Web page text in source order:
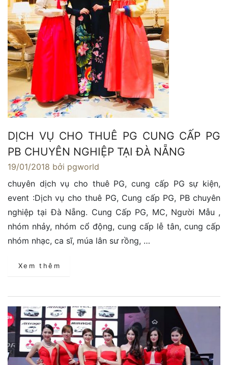
DỊCH VỤ CHO THUÊ PG CUNG CẤP PG
PB CHUYÊN NGHIỆP TẠI ĐÀ NẴNG
19/01/2018 bởi pgworld
chuyên dịch vụ cho thuê PG, cung cấp PG sự kiện,
event :Dịch vụ cho thuê PG, Cung cấp PG, PB chuyên
nghiệp tại Đà Nẵng. Cung Cấp PG, MC, Người Mẫu ,
nhóm nhảy, nhóm cổ động, cung cấp lễ tân, cung cấp
nhóm nhạc, ca sĩ, múa lân sư rồng, …
Xem thêm